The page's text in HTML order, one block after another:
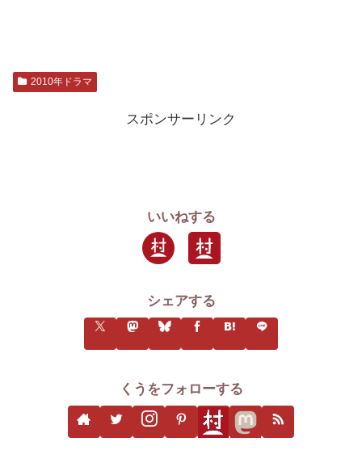
2010年ドラマ
スポンサーリンク
いいねする
シェアする
くうをフォローする